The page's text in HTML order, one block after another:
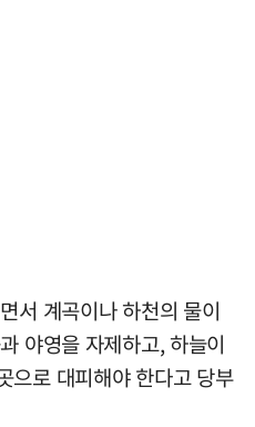
서 계곡이나 하천의 물이
야영을 자제하고, 하늘이
으로 대피해야 한다고 당부